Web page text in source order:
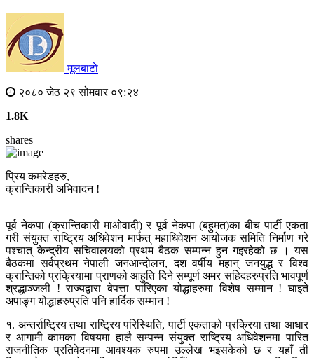
मूलबाटाे
२०८० जेठ २९ सोमवार ०९:२४
1.8K
shares
प्रिय कमरेडहरु,
क्रान्तिकारी अभिवादन !
पूर्व नेकपा (क्रान्तिकारी माओवादी) र पूर्व नेकपा (बहुमत)का बीच पार्टी एकता
गरी संयुक्त राष्ट्रिय अधिवेशन मार्फत् महाधिवेशन आयोजक समिति निर्माण गरे
पश्चात् केन्द्रीय सचिवालयको प्रथम बैठक सम्पन्न हुन गइरहेको छ । यस
बैठकमा सर्वप्रथम नेपाली जनआन्दोलन, दश वर्षीय महान् जनयुद्ध र विश्व
क्रान्तिको प्रक्रियामा प्राणको आहुति दिने सम्पूर्ण अमर सहिदहरुप्रति भावपूर्ण
श्रद्धाञ्जली ! राज्यद्वारा बेपत्ता पारिएका योद्धाहरुमा विशेष सम्मान ! घाइते
अपाङ्ग योद्धाहरुप्रति पनि हार्दिक सम्मान !
१. अन्तर्राष्ट्रिय तथा राष्ट्रिय परिस्थिति, पार्टी एकताको प्रक्रिया तथा आधार
र आगामी कामका विषयमा हालै सम्पन्न संयुक्त राष्ट्रिय अधिवेशनमा पारित
राजनीतिक प्रतिवेदनमा आवश्यक रुपमा उल्लेख भइसकेको छ र यहाँ ती